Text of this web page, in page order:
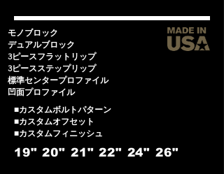
モノブロック
デュアルブロック
3ピースフラットリップ
3ピースステップリップ
標準センタープロファイル
凹面プロファイル
■カスタムボルトパターン
■カスタムオフセット
■カスタムフィニッシュ
19"20" 21"22" 24"26"